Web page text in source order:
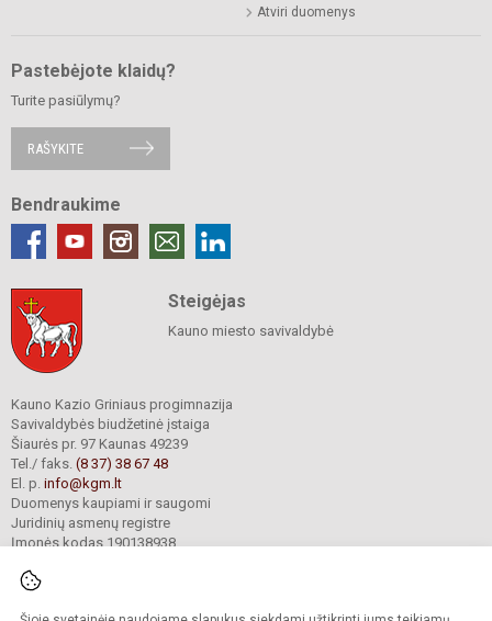
Atviri duomenys
Pastebėjote klaidų?
Turite pasiūlymų?
RAŠYKITE
Bendraukime
Steigėjas
Kauno miesto savivaldybė
Kauno Kazio Griniaus progimnazija
Savivaldybės biudžetinė įstaiga
Šiaurės pr. 97 Kaunas 49239
Tel./ faks. (8 37) 38 67 48
El. p. info@kgm.lt
Duomenys kaupiami ir saugomi
Juridinių asmenų registre
Įmonės kodas 190138938